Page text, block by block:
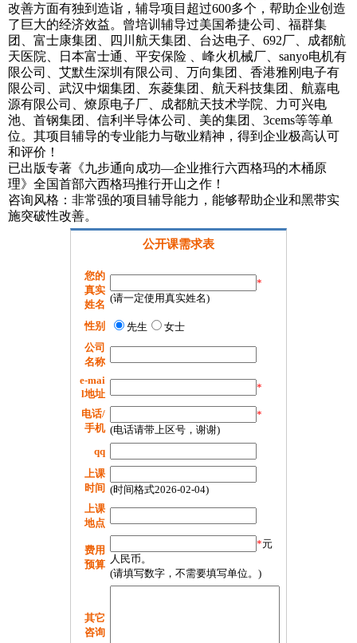
改善方面有独到造诣，辅导项目超过600多个，帮助企业创造
了巨大的经济效益。曾培训辅导过美国希捷公司、福群集
团、富士康集团、四川航天集团、台达电子、692厂、成都航
天医院、日本富士通、平安保险 、峰火机械厂、sanyo电机有
限公司、艾默生深圳有限公司、万向集团、香港雅刚电子有
限公司、武汉中烟集团、东菱集团、航天科技集团、航嘉电
源有限公司、燎原电子厂、成都航天技术学院、力可兴电
池、首钢集团、信利半导体公司、美的集团、3cems等等单
位。其项目辅导的专业能力与敬业精神，得到企业极高认可
和评价！
已出版专著《九步通向成功—企业推行六西格玛的木桶原
理》全国首部六西格玛推行开山之作！
咨询风格：非常强的项目辅导能力，能够帮助企业和黑带实
施突破性改善。
公开课需求表
您的
真实
姓名
*
(请一定使用真实姓名)
性别 先生
女士
公司
名称
e-mai
l地址
*
电话/
手机
*
(电话请带上区号，谢谢)
qq
上课
时间 (时间格式2026-02-04)
上课
地点
费用
预算
*元
人民币。
(请填写数字，不需要填写单位。)
其它
咨询